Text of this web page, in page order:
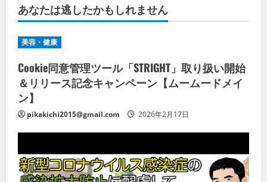
あなたは逃したかもしれません
美容・健康
Cookie同意管理ツール「STRIGHT」取り扱い開始
＆リリース記念キャンペーン【ムームードメイ
ン】
pikakichi2015@gmail.com 2026年2月17日